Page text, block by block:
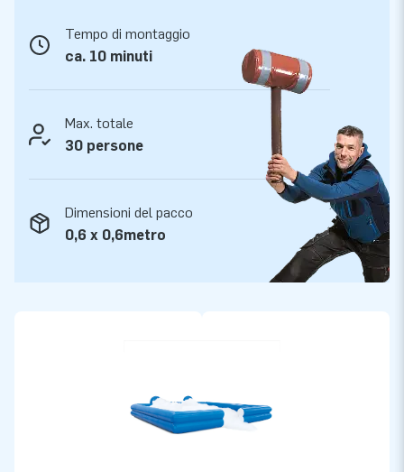
Tempo di montaggio
ca. 10 minuti
Max. totale
30 persone
Dimensioni del pacco
0,6 x 0,6metro